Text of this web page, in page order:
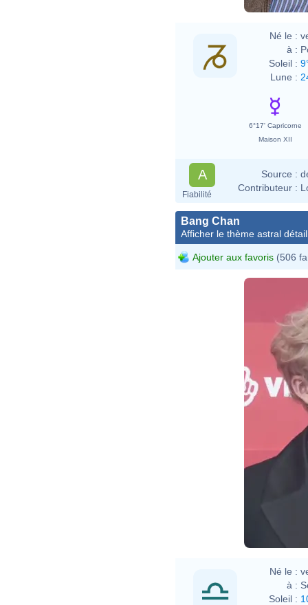
Né le :
à :
Soleil :
Lune :
6°17' Capricorne
Maison XII
A
Fiabilité
Source :
Contributeur :
Bang Chan
Afficher le thème astral
Ajouter aux favoris (506
Né le :
à :
Soleil :